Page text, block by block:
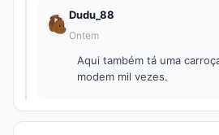
Dudu_88
Ontem
Aqui também tá uma
modem mil vezes.